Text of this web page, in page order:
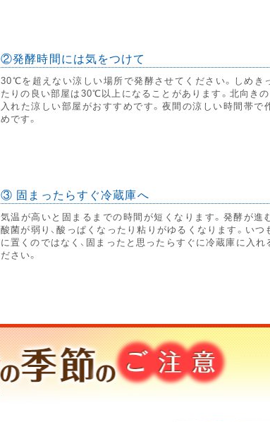
②発酵時間には気をつけて
30℃を超えない涼しい場所で発酵させてください。しめき
たりの良い部屋は30℃以上になることがあります。北向きの
入れた涼しい部屋がおすすめです。夜間の涼しい時間帯で
めです。
③ 固まったらすぐ冷蔵庫へ
気温が高いと固まるまでの時間が短くなります。発酵が進
酸菌が弱り、酸っぱくなったり粘りがゆるくなります。いつ
に置くのではなく、固まったと思ったらすぐに冷蔵庫に入れ
ださい。